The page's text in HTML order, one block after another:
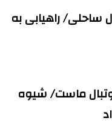
ساحلی/ راهیابی به
ماست/ شیوه